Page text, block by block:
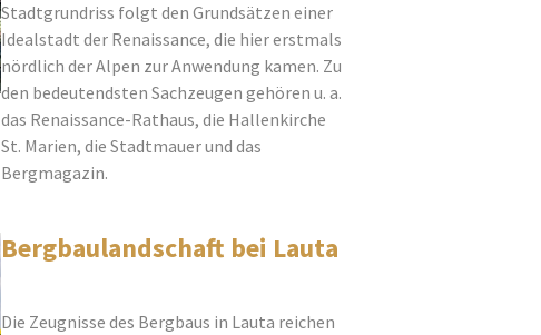
Stadtgrundriss folgt den Grundsätzen einer
Idealstadt der Renaissance, die hier erstmals
nördlich der Alpen zur Anwendung kamen. Zu
den bedeutendsten Sachzeugen gehören u. a.
das Renaissance-Rathaus, die Hallenkirche
St. Marien, die Stadtmauer und das
Bergmagazin.
Bergbaulandschaft bei Lauta
Die Zeugnisse des Bergbaus in Lauta reichen